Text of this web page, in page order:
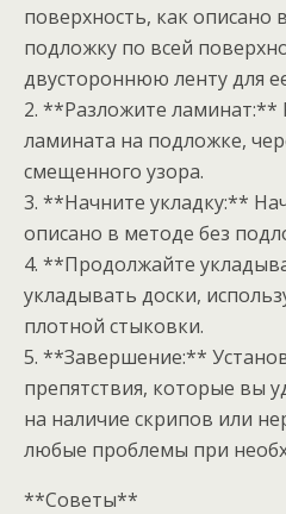
поверхность, как описано
подложку по всей
двустороннюю ленту для
2. **Разложите ламинат:**
ламината на подложке,
смещенного узора.
3. **Начните укладку:**
описано в методе без
4. **Продолжайте
укладывать доски,
плотной стыковки.
5. **Завершение:**
препятствия, которые вы
на наличие скрипов или
любые проблемы при
**Советы**